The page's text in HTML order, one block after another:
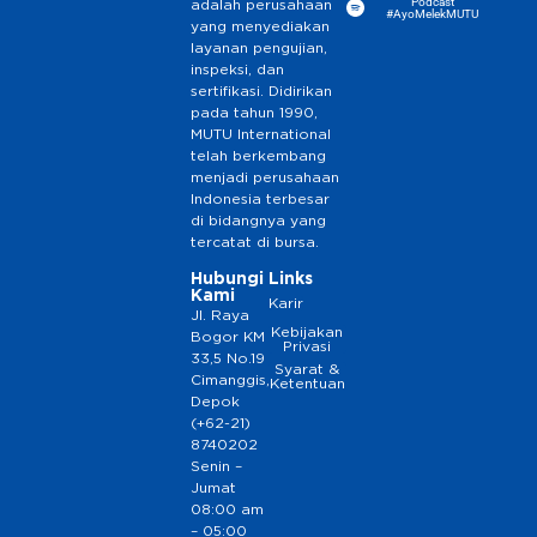
adalah perusahaan
yang menyediakan
layanan pengujian,
inspeksi, dan
sertifikasi. Didirikan
pada tahun 1990,
MUTU International
telah berkembang
menjadi perusahaan
Indonesia terbesar
di bidangnya yang
tercatat di bursa.
Hubungi
Kami
Jl. Raya
Bogor KM
33,5 No.19
Cimanggis,
Depok
(+62-21)
8740202
Senin –
Jumat
08:00 am
– 05:00
Links
Karir
Kebijakan
Privasi
Syarat &
Ketentuan
#AyoMelekMUTU